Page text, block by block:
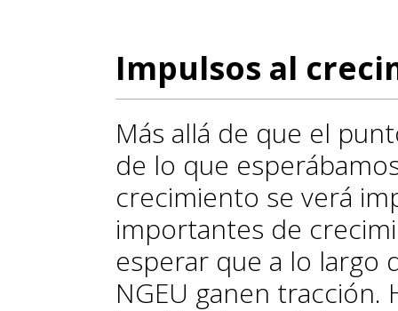
Impulsos al
Más allá de que el
de lo que
crecimiento se verá
importantes de
esperar que a lo largo
NGEU ganen tracción.